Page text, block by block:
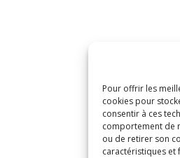
Pour offrir les
cookies pour
consentir à ces
comportement de
ou de retirer son
caractéristiques et